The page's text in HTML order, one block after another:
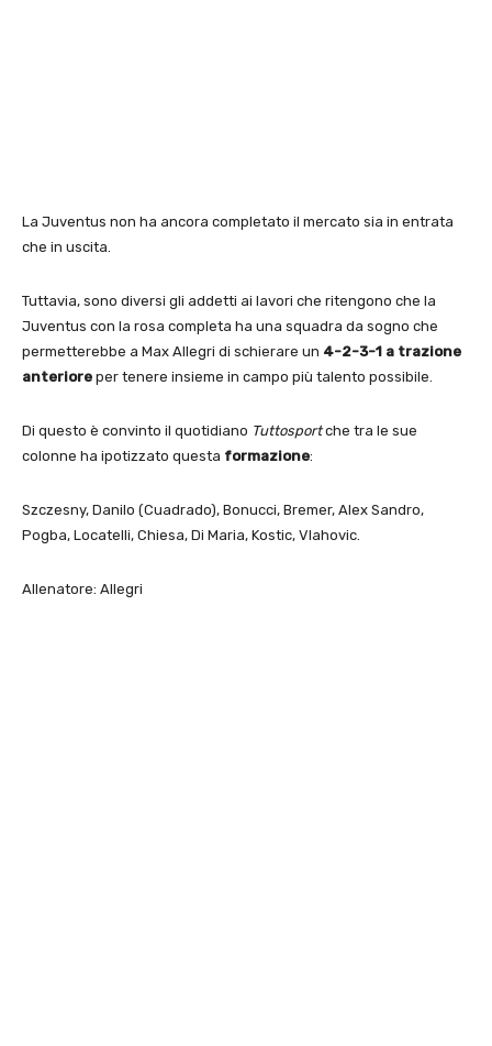
La Juventus non ha ancora completato il mercato sia in entrata
che in uscita.
Tuttavia, sono diversi gli addetti ai lavori che ritengono che la
Juventus con la rosa completa ha una squadra da sogno che
permetterebbe a Max Allegri di schierare un 4-2-3-1 a trazione
anteriore per tenere insieme in campo più talento possibile.
Di questo è convinto il quotidiano Tuttosportche tra le sue
colonne ha ipotizzato questa formazione:
Szczesny, Danilo (Cuadrado), Bonucci, Bremer, Alex Sandro,
Pogba, Locatelli, Chiesa, Di Maria, Kostic, Vlahovic.
Allenatore: Allegri